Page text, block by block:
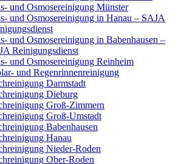
und Osmosereinigung Münster
und Osmosereinigung in Hanau – SAJA
und Osmosereinigung in Babenhausen –
Reinigungsdienst
und Osmosereinigung Reinheim
und Regenrinnenreinigung
Darmstadt
Dieburg
Groß-Zimmern
Groß-Umstadt
Babenhausen
Hanau
Nieder-Roden
Ober-Roden